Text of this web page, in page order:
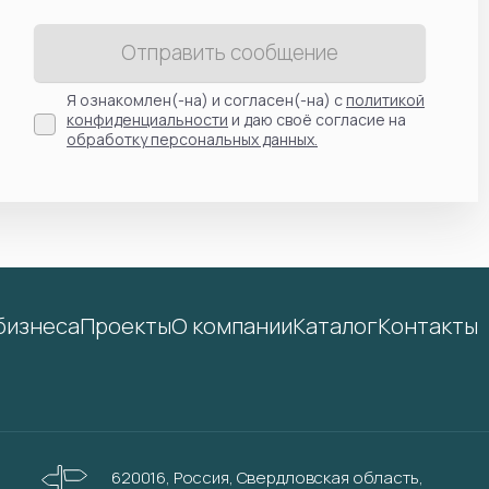
Отправить сообщение
Я ознакомлен(-на) и согласен(-на) сполитикой
конфиденциальности и даю своё согласие на
обработку персональных данных.
ПроектыО компанииКаталогКонтакты
620016, Россия, Свердловская область,